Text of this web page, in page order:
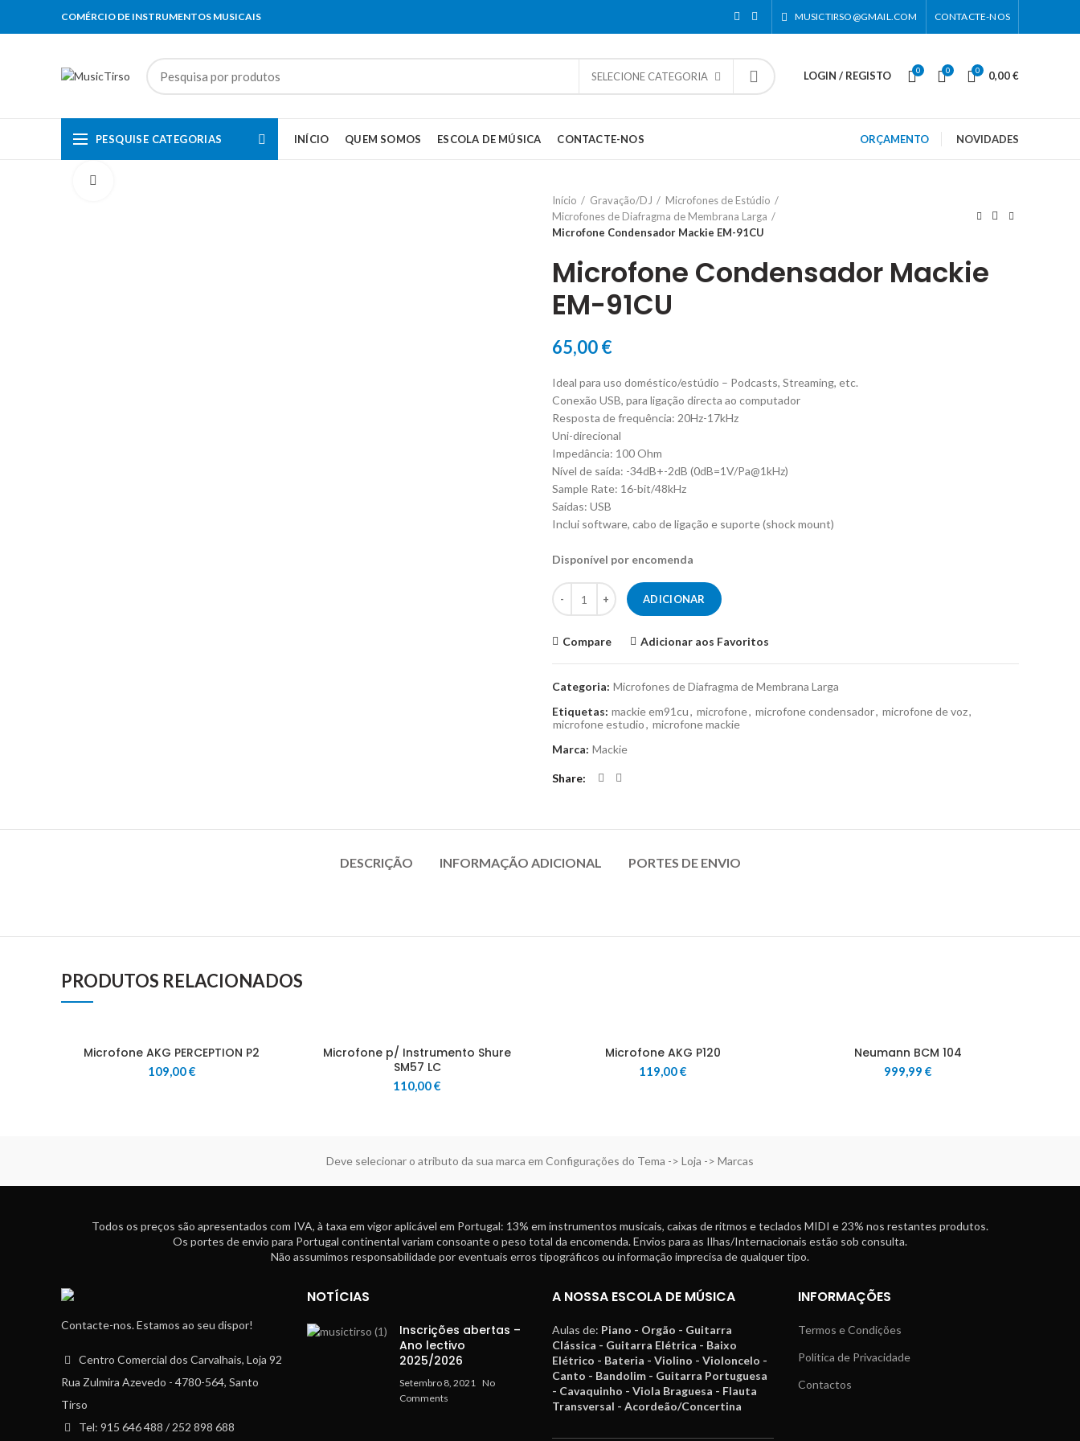
COMÉRCIO DE INSTRUMENTOS MUSICAIS MUSICTIRSO@GMAIL.COM CONTACTE-NOS
SELECIONE CATEGORIA LOGIN / REGISTO 0 0 0 0,00€
PESQUISE CATEGORIAS INÍCIO QUEM SOMOS ESCOLA DE MÚSICA CONTACTE-NOS ORÇAMENTO NOVIDADES
Início
Gravação/DJ
Microfones de Estúdio
Microfones de Diafragma de Membrana Larga
Microfone Condensador Mackie EM-91CU
Microfone Condensador Mackie
EM-91CU
65,00€
Ideal para uso doméstico/estúdio – Podcasts, Streaming, etc.
Conexão USB, para ligação directa ao computador
Resposta de frequência: 20Hz-17kHz
Uni-direcional
Impedância: 100 Ohm
Nível de saída: -34dB+-2dB (0dB=1V/Pa@1kHz)
Sample Rate: 16-bit/48kHz
Saídas: USB
Inclui software, cabo de ligação e suporte (shock mount)
Disponível por encomenda
Quantidade de Microfone Condensador Mackie EM-91CU
ADICIONAR
Compare Adicionar aos Favoritos
Categoria: Microfones de Diafragma de Membrana Larga
Etiquetas: mackie em91cu, microfone, microfone condensador, microfone de voz,
microfone estudio, microfone mackie
Marca: Mackie
Share
DESCRIÇÃO INFORMAÇÃO ADICIONAL PORTES DE ENVIO
PRODUTOS RELACIONADOS
Microfone AKG PERCEPTION P2
109,00€
Microfone p/ Instrumento Shure
SM57 LC
110,00€
Microfone AKG P120
119,00€
Neumann BCM 104
999,99€
Deve selecionar o atributo da sua marca em Configurações do Tema -> Loja -> Marcas
Todos os preços são apresentados com IVA, à taxa em vigor aplicável em Portugal: 13% em instrumentos musicais, caixas de ritmos e teclados MIDI e 23% nos restantes produtos.
Os portes de envio para Portugal continental variam consoante o peso total da encomenda. Envios para as Ilhas/Internacionais estão sob consulta.
Não assumimos responsabilidade por eventuais erros tipográficos ou informação imprecisa de qualquer tipo.
Contacte-nos. Estamos ao seu dispor!
Centro Comercial dos Carvalhais, Loja 92
Rua Zulmira Azevedo - 4780-564, Santo
Tirso
Tel: 915 646 488 / 252 898 688
NOTÍCIAS
Inscrições abertas –
Ano lectivo
2025/2026
Setembro 8, 2021 No
Comments
A NOSSA ESCOLA DE MÚSICA
Aulas de: Piano - Orgão - Guitarra
Clássica - Guitarra Elétrica - Baixo
Elétrico - Bateria - Violino - Violoncelo -
Canto - Bandolim - Guitarra Portuguesa
- Cavaquinho - Viola Braguesa - Flauta
Transversal - Acordeão/Concertina
INFORMAÇÕES
Termos e Condições
Política de Privacidade
Contactos